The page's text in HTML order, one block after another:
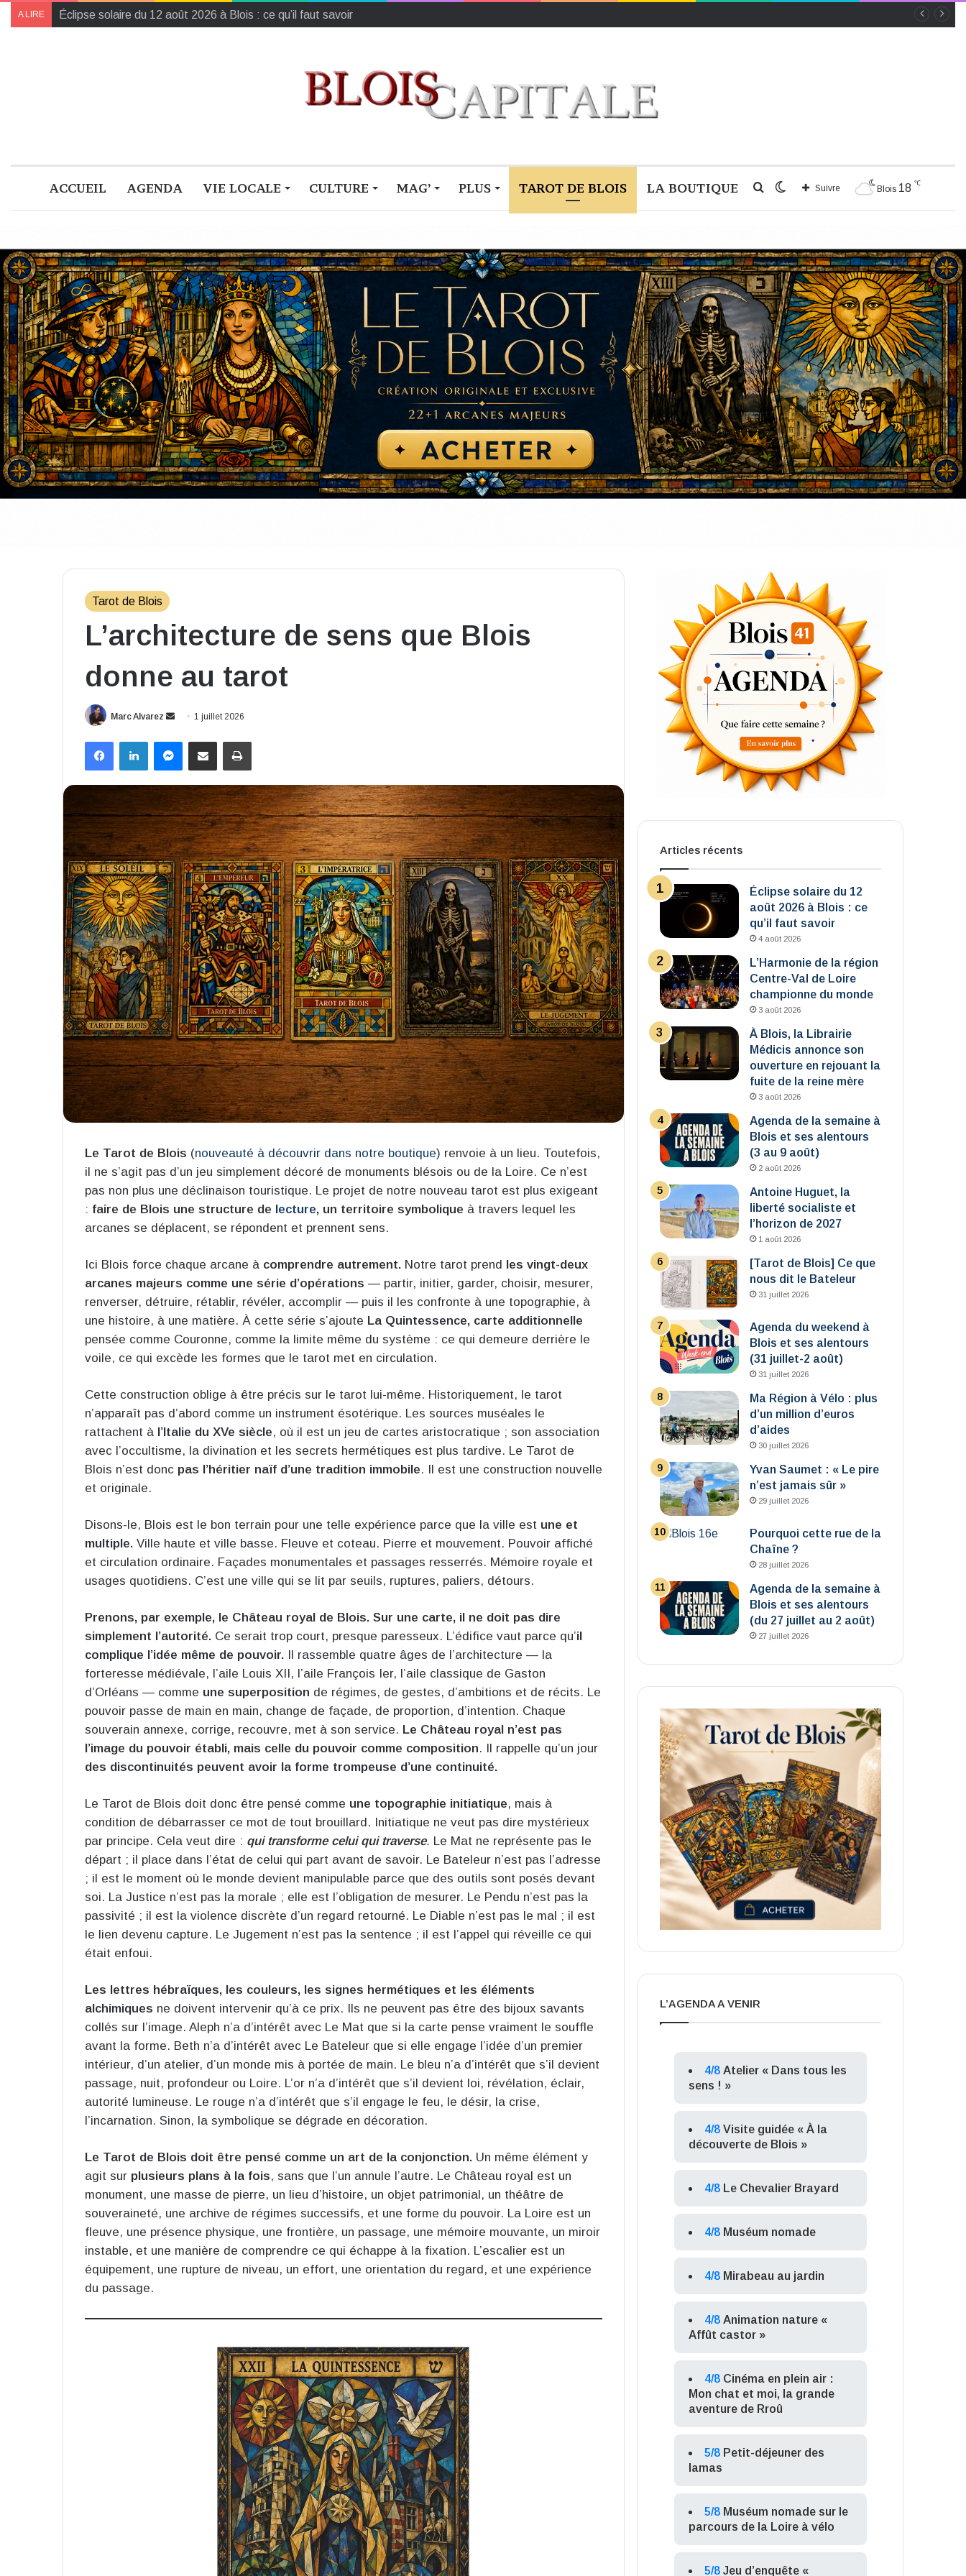
A LIRE L’Harmonie de la région Centre-Val de Loire championne du monde
ACCUEIL AGENDA VIE LOCALE CULTURE MAG’ PLUS TAROT DE BLOIS LA BOUTIQUE Blois 18 ℃
Suivre
Switch
Rechercher
Tarot de Blois
L’architecture de sens que Blois
donne au tarot
Marc Alvarez
Envoyer
courriel
1 juillet 2026
FacebookLinkedinMessenger
Partager par email Imprimer
Le Tarot de Blois (nouveauté à découvrir dans notre boutique) renvoie à un lieu. Toutefois,
il ne s’agit pas d’un jeu simplement décoré de monuments blésois ou de la Loire. Ce n’est
pas non plus une déclinaison touristique. Le projet de notre nouveau tarot est plus exigeant
: faire de Blois une structure de lecture, un territoire symbolique à travers lequel les
arcanes se déplacent, se répondent et prennent sens.
Ici Blois force chaque arcane à comprendre autrement. Notre tarot prend
les vingt-deux
arcanes majeurs comme une série d’opérations — partir, initier, garder, choisir, mesurer,
renverser, détruire, rétablir, révéler, accomplir — puis il les confronte à une topographie, à
une histoire, à une matière. À cette série s’ajoute La Quintessence, carte additionnelle
pensée comme Couronne, comme la limite même du système : ce qui demeure derrière le
voile, ce qui excède les formes que le tarot met en circulation.
Cette construction oblige à être précis sur le tarot lui-même. Historiquement, le tarot
n’apparaît pas d’abord comme un instrument ésotérique. Les sources muséales le
rattachent à l’Italie du XVe siècle, où il est un jeu de cartes aristocratique ; son association
avec l’occultisme, la divination et les secrets hermétiques est plus tardive. Le Tarot de
Blois n’est donc pas l’héritier naïf d’une tradition immobile. Il est une construction nouvelle
et originale.
Disons-le, Blois est le bon terrain pour une telle expérience parce que la ville est une et
multiple. Ville haute et ville basse. Fleuve et coteau. Pierre et mouvement. Pouvoir affiché
et circulation ordinaire. Façades monumentales et passages resserrés. Mémoire royale et
usages quotidiens. C’est une ville qui se lit par seuils, ruptures, paliers, détours.
Prenons, par exemple, le Château royal de Blois. Sur une carte, il ne doit pas dire
simplement l’autorité. Ce serait trop court, presque paresseux. L’édifice vaut parce qu’il
complique l’idée même de pouvoir. Il rassemble quatre âges de l’architecture — la
forteresse médiévale, l’aile Louis XII, l’aile François Ier, l’aile classique de Gaston
d’Orléans — comme une superposition de régimes, de gestes, d’ambitions et de récits. Le
pouvoir passe de main en main, change de façade, de proportion, d’intention. Chaque
souverain annexe, corrige, recouvre, met à son service. Le Château royal n’est pas
l’image du pouvoir établi, mais celle du pouvoir comme composition. Il rappelle qu’un jour
des discontinuités peuvent avoir la forme trompeuse d’une continuité.
Le Tarot de Blois doit donc être pensé comme une topographie initiatique, mais à
condition de débarrasser ce mot de tout brouillard. Initiatique ne veut pas dire mystérieux
par principe. Cela veut dire : qui transforme celui qui traverse. Le Mat ne représente pas le
départ ; il place dans l’état de celui qui part avant de savoir. Le Bateleur n’est pas l’adresse
; il est le moment où le monde devient manipulable parce que des outils sont posés devant
soi. La Justice n’est pas la morale ; elle est l’obligation de mesurer. Le Pendu n’est pas la
passivité ; il est la violence discrète d’un regard retourné. Le Diable n’est pas le mal ; il est
le lien devenu capture. Le Jugement n’est pas la sentence ; il est l’appel qui réveille ce qui
était enfoui.
Les lettres hébraïques, les couleurs, les signes hermétiques et les éléments
alchimiques ne doivent intervenir qu’à ce prix. Ils ne peuvent pas être des bijoux savants
collés sur l’image. Aleph n’a d’intérêt avec Le Mat que si la carte pense vraiment le souffle
avant la forme. Beth n’a d’intérêt avec Le Bateleur que si elle engage l’idée d’un premier
intérieur, d’un atelier, d’un monde mis à portée de main. Le bleu n’a d’intérêt que s’il devient
passage, nuit, profondeur ou Loire. L’or n’a d’intérêt que s’il devient loi, révélation, éclair,
autorité lumineuse. Le rouge n’a d’intérêt que s’il engage le feu, le désir, la crise,
l’incarnation. Sinon, la symbolique se dégrade en décoration.
Le Tarot de Blois doit être pensé comme un art de la conjonction. Un même élément y
agit sur plusieurs plans à la fois, sans que l’un annule l’autre. Le Château royal est un
monument, une masse de pierre, un lieu d’histoire, un objet patrimonial, un théâtre de
souveraineté, une archive de régimes successifs, et une forme du pouvoir. La Loire est un
fleuve, une présence physique, une frontière, un passage, une mémoire mouvante, un miroir
instable, et une manière de comprendre ce qui échappe à la fixation. L’escalier est un
équipement, une rupture de niveau, un effort, une orientation du regard, et une expérience
du passage.
Articles récents
Éclipse solaire du 12
août 2026 à Blois : ce
qu’il faut savoir
4 août 2026
L’Harmonie de la région
Centre-Val de Loire
championne du monde
3 août 2026
À Blois, la Librairie
Médicis annonce son
ouverture en rejouant la
fuite de la reine mère
3 août 2026
Agenda de la semaine à
Blois et ses alentours
(3 au 9 août)
2 août 2026
Antoine Huguet, la
liberté socialiste et
l’horizon de 2027
1 août 2026
[Tarot de Blois] Ce que
nous dit le Bateleur
31 juillet 2026
Agenda du weekend à
Blois et ses alentours
(31 juillet-2 août)
31 juillet 2026
Ma Région à Vélo : plus
d’un million d’euros
d’aides
30 juillet 2026
Yvan Saumet : « Le pire
n’est jamais sûr »
29 juillet 2026
Pourquoi cette rue de la
Chaîne ?
28 juillet 2026
Agenda de la semaine à
Blois et ses alentours
(du 27 juillet au 2 août)
27 juillet 2026
L’AGENDA A VENIR
4/8 Atelier « Dans tous les
sens ! »
4/8 Visite guidée « À la
découverte de Blois »
4/8 Le Chevalier Brayard
4/8 Muséum nomade
4/8 Mirabeau au jardin
4/8 Animation nature «
Affût castor »
4/8 Cinéma en plein air :
Mon chat et moi, la grande
aventure de Rroû
5/8 Petit-déjeuner des
lamas
5/8 Muséum nomade sur le
parcours de la Loire à vélo
5/8 Jeu d’enquête «